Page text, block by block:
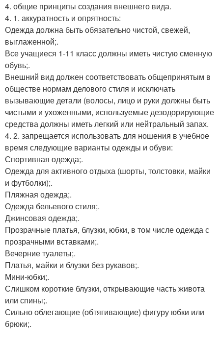
4. общие принципы создания внешнего вида.
4. 1. аккуратность и опрятность:
Одежда должна быть обязательно чистой, свежей,
выглаженной;.
Все учащиеся 1-11 класс должны иметь чистую сменную
обувь;.
Внешний вид должен соответствовать общепринятым в
обществе нормам делового стиля и исключать
вызывающие детали (волосы, лицо и руки должны быть
чистыми и ухоженными, используемые дезодорирующие
средства должны иметь легкий или нейтральный запах.
4. 2. запрещается использовать для ношения в учебное
время следующие варианты одежды и обуви:
Спортивная одежда;.
Одежда для активного отдыха (шорты, толстовки, майки
и футболки);.
Пляжная одежда;.
Одежда бельевого стиля;.
Джинсовая одежда;.
Прозрачные платья, блузки, юбки, в том числе одежда с
прозрачными вставками;.
Вечерние туалеты;.
Платья, майки и блузки без рукавов;.
Мини-юбки;.
Слишком короткие блузки, открывающие часть живота
или спины;.
Сильно облегающие (обтягивающие) фигуру юбки или
брюки;.